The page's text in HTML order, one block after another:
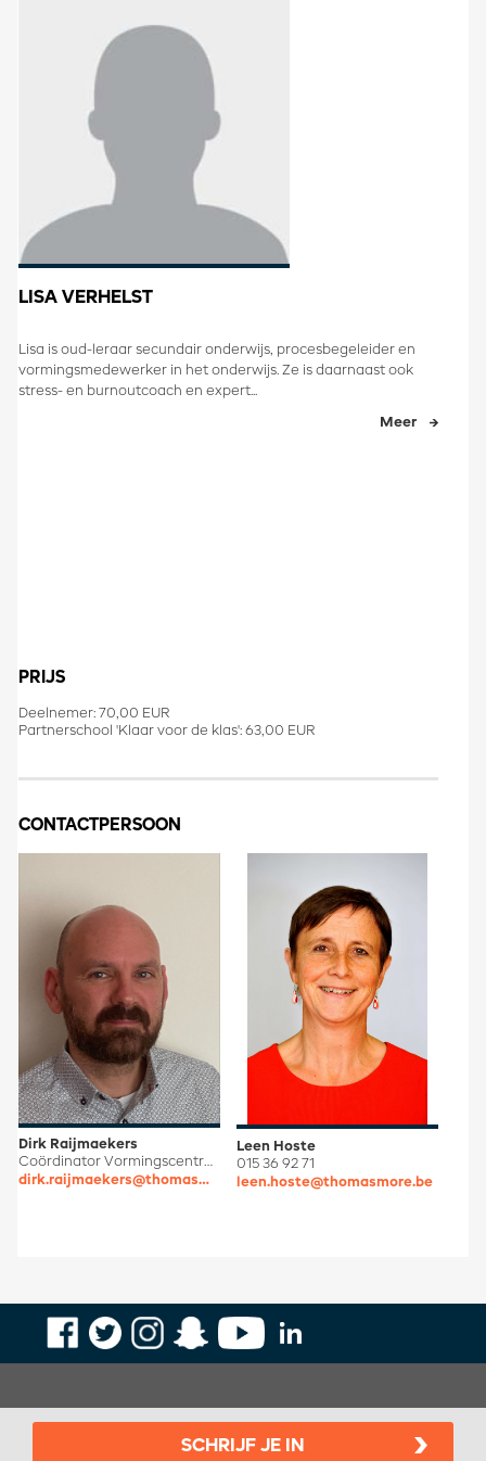
LISA VERHELST
Lisa is oud-leraar secundair onderwijs, procesbegeleider en
vormingsmedewerker in het onderwijs. Ze is daarnaast ook
stress- en burnoutcoach en expert...
Meer
PRIJS
Deelnemer: 70,00 EUR
Partnerschool 'Klaar voor de klas': 63,00 EUR
CONTACTPERSOON
Dirk Raijmaekers
Coördinator Vormingscentrum Onderwijs Mechelen
dirk.raijmaekers@thomasmore.be
Leen Hoste
015 36 92 71
leen.hoste@thomasmore.be
SCHRIJF JE IN